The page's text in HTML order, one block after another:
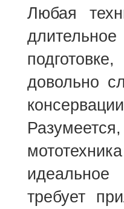
Любая
довольно
требует